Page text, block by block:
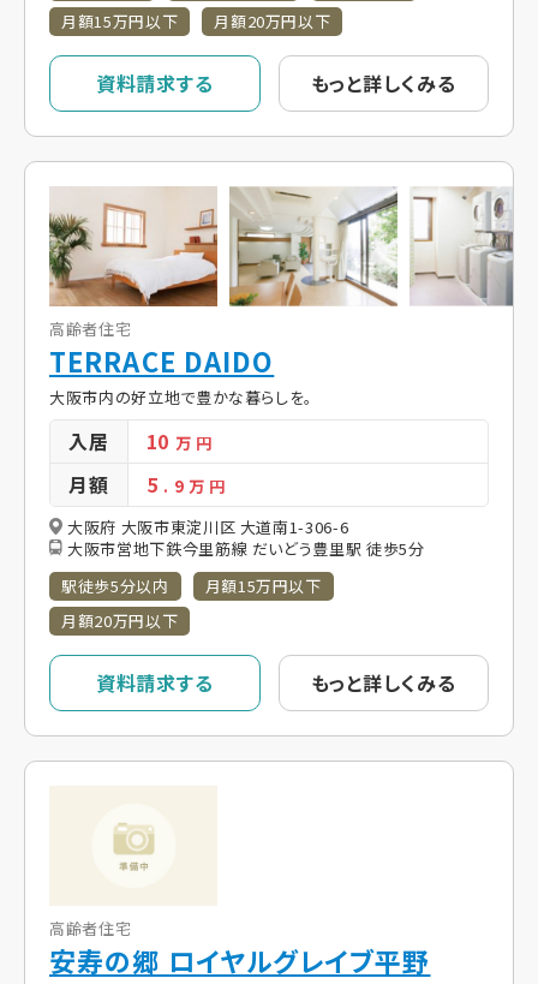
月額15万円以下
月額20万円以下
資料請求する もっと詳しくみる
高齢者住宅
TERRACE DAIDO
大阪市内の好立地で豊かな暮らしを。
入居 10万 円
月額 5 . 9 万 円
大阪府 大阪市東淀川区 大道南1-306-6
大阪市営地下鉄今里筋線 だいどう豊里駅 徒歩5分
駅徒歩5分以内
月額15万円以下
月額20万円以下
資料請求する もっと詳しくみる
高齢者住宅
安寿の郷 ロイヤルグレイブ平野